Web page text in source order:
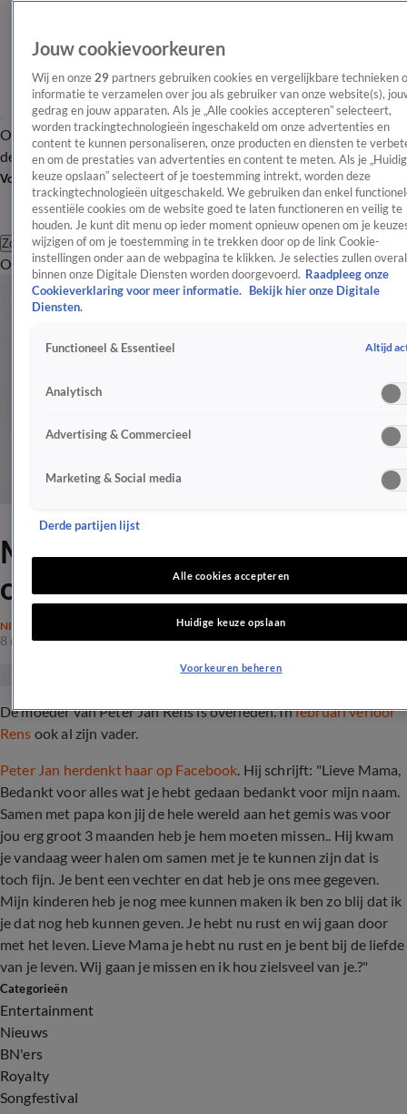
OverzichtAfleveringen Entertainment TV Algemeen
Tip
de redactieNieuwsbrief
Volg Shownieuws
Zoeken
OverzichtEntertainmentSpraakmakendRealityCrimeVideo's
Moeder Peter Jan Rens
overleden
NIEUWS
8 mei 2018, 16:59
De moeder van Peter Jan Rens is overleden. Infebruari verloor
Rens ook al zijn vader.
Peter Jan herdenkt haar op Facebook. Hij schrijft: "Lieve Mama,
Bedankt voor alles wat je hebt gedaan bedankt voor mijn naam.
Samen met papa kon jij de hele wereld aan het gemis was voor
jou erg groot 3 maanden heb je hem moeten missen.. Hij kwam
je vandaag weer halen om samen met je te kunnen zijn dat is
toch fijn. Je bent een vechter en dat heb je ons mee gegeven.
Mijn kinderen heb je nog mee kunnen maken ik ben zo blij dat ik
je dat nog heb kunnen geven. Je hebt nu rust en wij gaan door
met het leven. Lieve Mama je hebt nu rust en je bent bij de liefde
van je leven. Wij gaan je missen en ik hou zielsveel van je.?"
Categorieën
Entertainment
Nieuws
BN'ers
Royalty
Songfestival
Jouw cookievoorkeuren
Wij en onze 29 partners gebruiken cookies en vergelijkbare technieken
informatie te verzamelen over jou als gebruiker van onze website(s),
gedrag en jouw apparaten. Als je „Alle cookies accepteren” selecteert,
worden trackingtechnologieën ingeschakeld om onze advertenties en
content te kunnen personaliseren, onze producten en diensten te
en om de prestaties van advertenties en content te meten. Als je
keuze opslaan” selecteert of je toestemming intrekt, worden deze
trackingtechnologieën uitgeschakeld. We gebruiken dan enkel
essentiële cookies om de website goed te laten functioneren en veilig te
houden. Je kunt dit menu op ieder moment opnieuw openen om je
wijzigen of om je toestemming in te trekken door op de link Cookie-
instellingen onder aan de webpagina te klikken. Je selecties zullen overal
binnen onze Digitale Diensten worden doorgevoerd. Raadpleeg onze
Cookieverklaring voor meer informatie.
Bekijk hier onze Digitale
Diensten.
Functioneel & Essentieel Altijd
Analytisch
Advertising & Commercieel
Marketing & Social media
Derde partijen lijst
Alle cookies accepteren
Huidige keuze opslaan
Voorkeuren beheren